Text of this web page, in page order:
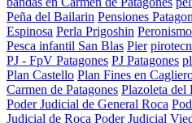
Peña del Bailarin Pensiones
Espinosa Perla Prigoshin
Pesca infantil San Blas Pier
PJ - FpV Patagones PJ Patagones
Plan Castello Plan Fines en
Carmen de Patagones Plazoleta del
Poder Judicial de General Roca
Judicial de Roca Poder Judicial